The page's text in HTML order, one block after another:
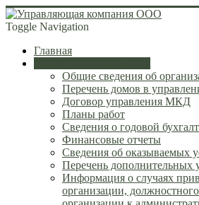
Toggle Navigation
Главная
Общие сведения об
Перечень домов в
Договор управления МКД
Планы работ
Сведения о годовой
Финансовые отчеты
Сведения об оказываемых
Перечень дополнительных
Информация о случаях
организации,